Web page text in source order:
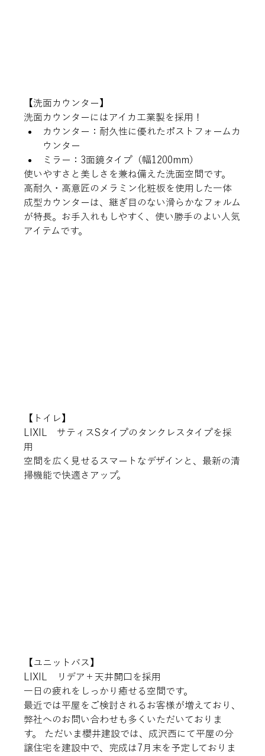
【洗面カウンター】
洗面カウンターにはアイカ工業製を採用！
カウンター：耐久性に優れたポストフォームカ
ウンター
ミラー：3面鏡タイプ（幅1200mm）
使いやすさと美しさを兼ね備えた洗面空間です。
高耐久・高意匠のメラミン化粧板を使用した一体
成型カウンターは、継ぎ目のない滑らかなフォルム
が特長。お手入れもしやすく、使い勝手のよい人気
アイテムです。
【トイレ】
LIXIL　サティスSタイプのタンクレスタイプを採
用
空間を広く見せるスマートなデザインと、最新の清
掃機能で快適さアップ。
【ユニットバス】
LIXIL　リデア＋天井開口を採用
一日の疲れをしっかり癒せる空間です。
最近では平屋をご検討されるお客様が増えており、
弊社へのお問い合わせも多くいただいておりま
す。 ただいま櫻井建設では、成沢西にて平屋の分
譲住宅を建設中で、完成は7月末を予定しておりま